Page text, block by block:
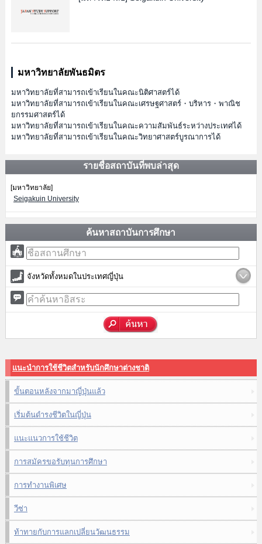
มหาวิทยาลัยพันธมิตร
มหาวิทยาลัยที่สามารถเข้าเรียนในคณะนิติศาสตร์ได้
มหาวิทยาลัยที่สามารถเข้าเรียนในคณะเศรษฐศาสตร์・บริหาร・พาณิช
ยกรรมศาสตร์ได้
มหาวิทยาลัยที่สามารถเข้าเรียนในคณะความสัมพันธ์ระหว่างประเทศได้
มหาวิทยาลัยที่สามารถเข้าเรียนในคณะวิทยาศาสตร์บูรณาการได้
รายชื่อสถาบันที่พบล่าสุด
[มหาวิทยาลัย]
Seigakuin University
ค้นหาสถาบันการศึกษา
จังหวัดทั้งหมดในประเทศญี่ปุ่น
แนะนำการใช้ชีวิตสำหรับนักศึกษาต่างชาติ
ขั้นตอนหลังจากมาญี่ปุ่นแล้ว
เริ่มต้นดำรงชีวิตในญี่ปุ่น
แนะแนวการใช้ชีวิต
การสมัครขอรับทุนการศึกษา
การทำงานพิเศษ
วีซ่า
ท้าทายกับการแลกเปลี่ยนวัฒนธรรม